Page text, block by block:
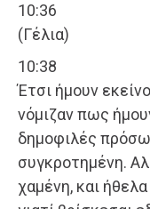
10:36
(Γέλια)
10:38
Έτσι ήμουν
νόμιζαν πως
δημοφιλές
συγκροτημένη.
χαμένη, και